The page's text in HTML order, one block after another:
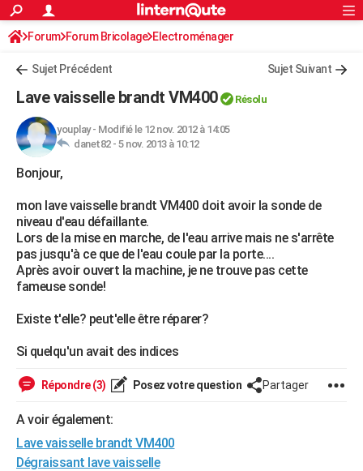
ACTUALITÉS
Politique
Société
Faits Divers
Education
Monde
Villes
+
FINANCE
Retraite
Impôts
Epargne
Immobilier
Risques naturels par ville
Banque
Assurance
Crédit
AUTO
Essais
Réserver un essai
Citadines
Berlines
SUV
Forum auto
+HIGH-TECH
Mobiles
Meilleur smartphone
Internet
Ordinateurs
Jeux vidéo
Guide high-tech
+BRICOLAGE
Forum
Aménagement intérieur
Extérieur
Cuisine
Salle de bains
Jardinage
Rangement
WEEK-END
Guides de France
Escapades
Patrimoine
Expositions
Musées
Week-end nature
+LIFESTYLE
Art de vivre
Bien-être
Loisirs
Mode
Modes de vie
SANTE
Alimentation
Guide de la santé
Maladies
Médicaments
Sommeil
VOYAGE
Destinations
City break
Voyage nature
Voyage de noces
Forum
Climat
PHOTO
GUIDES D'ACHAT
BONS PLANS
S'inscrire
Connexion
Forum Forum Bricolage Electroménager
Sujet Précédent Sujet Suivant
Lave vaisselle brandt VM400 Résolu
youplay- Modifié le 12 nov. 2012 à 14:05
danet82 - 5 nov. 2013 à 10:12
Bonjour,
mon lave vaisselle brandt VM400 doit avoir la sonde de
niveau d'eau défaillante.
Lors de la mise en marche, de l'eau arrive mais ne s'arrête
pas jusqu'à ce que de l'eau coule par la porte....
Après avoir ouvert la machine, je ne trouve pas cette
fameuse sonde!
Existe t'elle? peut'elle être réparer?
Si quelqu'un avait des indices
Répondre (3) Posez votre question Partager
A voir également:
Lave vaisselle brandt VM400
Dégraissant lave vaisselle